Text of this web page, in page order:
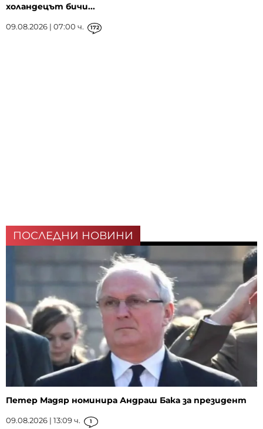
холандецът бичи...
09.08.2026 | 07:00 ч. 172
ПОСЛЕДНИ НОВИНИ
Петер Мадяр номинира Андраш Бака за президент
09.08.2026 | 13:09 ч. 1